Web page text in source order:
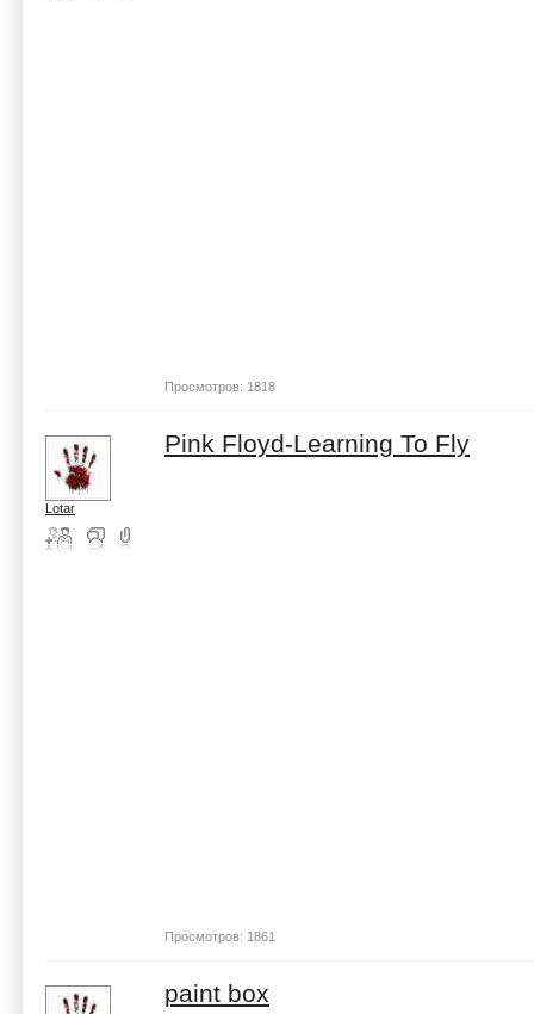
Просмотров: 1818
Lotar
Pink Floyd-Learning To Fly
Просмотров: 1861
paint box